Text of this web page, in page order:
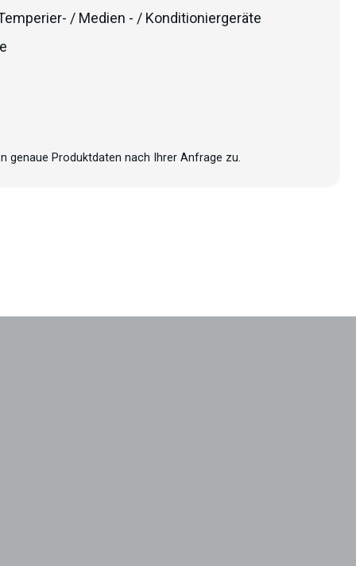
/ Medien - / Konditioniergeräte
genaue Produktdaten nach Ihrer Anfrage zu.